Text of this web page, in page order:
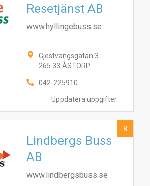
Uppdatera uppgifter
Resetjänst AB
www.hyllingebuss.se
Gjestvangsgatan 3
265 33 ÅSTORP
042-225910
Lindbergs Buss
AB
www.lindbergsbuss.se
8